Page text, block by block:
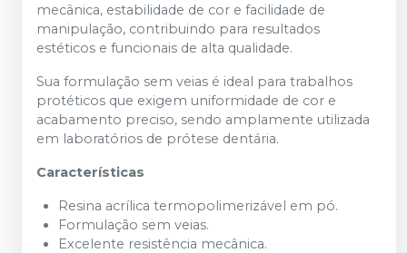
mecânica, estabilidade de cor e facilidade de
manipulação, contribuindo para resultados
estéticos e funcionais de alta qualidade.
Sua formulação sem veias é ideal para trabalhos
protéticos que exigem uniformidade de cor e
acabamento preciso, sendo amplamente utilizada
em laboratórios de prótese dentária.
Características
Resina acrílica termopolimerizável em pó.
Formulação sem veias.
Excelente resistência mecânica.